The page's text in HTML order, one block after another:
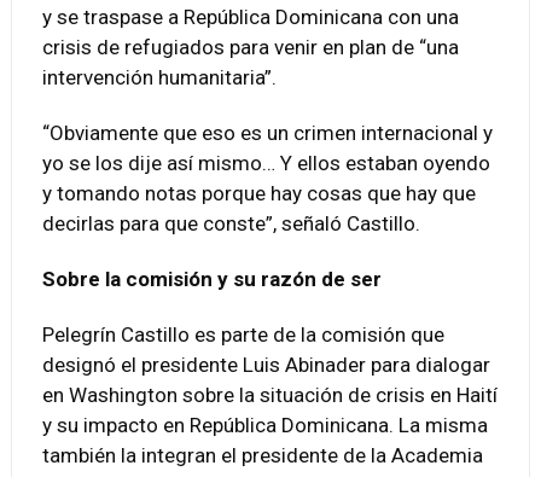
y se traspase a República Dominicana con una
crisis de refugiados para venir en plan de “una
intervención humanitaria”.
“Obviamente que eso es un crimen internacional y
yo se los dije así mismo… Y ellos estaban oyendo
y tomando notas porque hay cosas que hay que
decirlas para que conste”, señaló Castillo.
Sobre la comisión y su razón de ser
Pelegrín Castillo es parte de la comisión que
designó el presidente Luis Abinader para dialogar
en Washington sobre la situación de crisis en Haití
y su impacto en República Dominicana. La misma
también la integran el presidente de la Academia